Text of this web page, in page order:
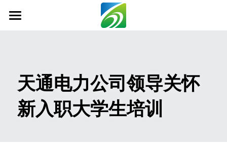
新闻资讯
信息公开
天通电力公司领导关怀
新入职大学生培训